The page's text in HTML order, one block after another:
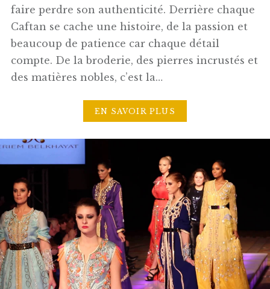
faire perdre son authenticité. Derrière chaque
Caftan se cache une histoire, de la passion et
beaucoup de patience car chaque détail
compte. De la broderie, des pierres incrustés et
des matières nobles, c’est la…
EN SAVOIR PLUS